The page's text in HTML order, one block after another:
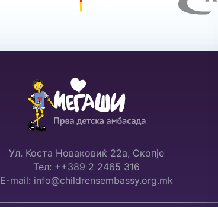
Ул. Коста Новаковиќ 22а, Скопје
Тел: ++389 2 2465 316
E-mail: info@childrensembassy.org.mk